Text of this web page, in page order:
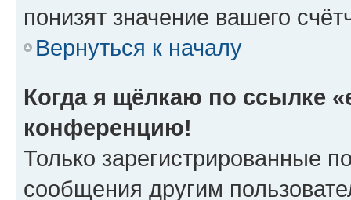
понизят значение вашего
Вернуться к началу
Когда я щёлкаю по ссылке
конференцию!
Только зарегистрированные
сообщения другим